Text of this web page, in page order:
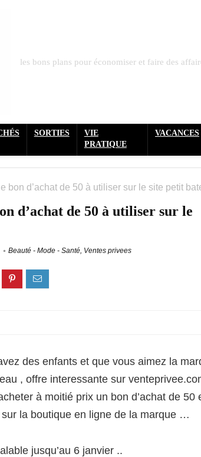
les bons plans pour économiser et faire des
SORTIES
VIE
PRATIQUE
VACANCES
bon d’achat de 50 à utiliser sur le site petit
d’achat de 50 à utiliser sur le
Beauté - Mode - Santé, Ventes privees
des enfants et que vous aimez la
, offre interessante sur
à moitié prix un bon d’achat de 50
la boutique en ligne de la marque …
jusqu’au 6 janvier ..